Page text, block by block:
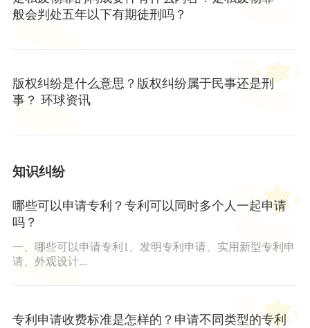
般会判处五年以下有期徒刑吗？
版权纠纷是什么意思？版权纠纷属于民事还是刑
事？ 环球资讯
知识纠纷
哪些可以申请专利？专利可以同时多个人一起申请
吗？
一、哪些可以申请专利1、发明专利申请、实用新型专利申
请、外观设计...
专利申请收费标准是怎样的？申请不同类型的专利